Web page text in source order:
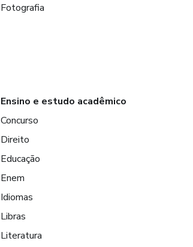
Fotografia
Ensino e estudo acadêmico
Concurso
Direito
Educação
Enem
Idiomas
Libras
Literatura